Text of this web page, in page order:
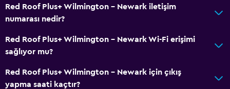
Red Roof Plus+ Wilmington - Newark iletişim
numarası nedir?
Red Roof Plus+ Wilmington - Newark Wi-Fi erişimi
sağlıyor mu?
Red Roof Plus+ Wilmington - Newark için çıkış
yapma saati kaçtır?